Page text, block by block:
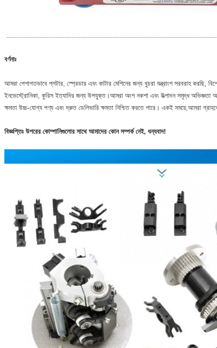
বর্ণনাঃ
আমরা পেশাগতভাবে প্লটার, স্প্রেডার এবং কাটার মেশিনের জন্য খুচরা যন্ত্রাংশ সরবরাহ করছি,
ইনভেস্ট্রোনিকা, কুরিস ইত্যাদির জন্য উপযুক্ত।আমরা অংশ নকশা এবং উত্পাদন সমৃদ্ধ
ক্ষমতা উচ্চ-যোগ্য পণ্য এবং দ্রুত ডেলিভারি ক্ষমতা নিশ্চিত করতে পারে। একই সময়ে,আমরা
বিজ্ঞপ্তিঃ উপরের কোম্পানিগুলোর সাথে আমাদের কোন সম্পর্ক নেই, ধন্যবাদ!